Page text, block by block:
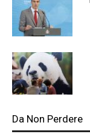
Da Non Perdere